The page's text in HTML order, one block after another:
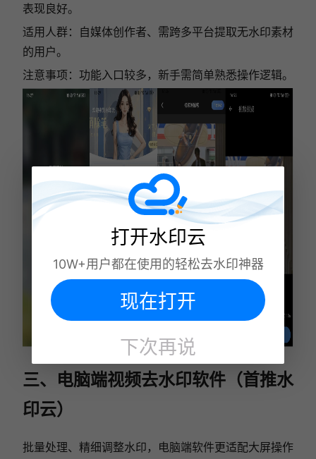
表现良好。
适用人群：自媒体创作者、需跨多平台提取无水印素材
的用户。
注意事项：功能入口较多，新手需简单熟悉操作逻辑。
三、电脑端视频去水印软件（首推水
印云）
批量处理、精细调整水印，电脑端软件更适配大屏操作
打开水印云
10W+用户都在使用的轻松去水印神器
现在打开
下次再说